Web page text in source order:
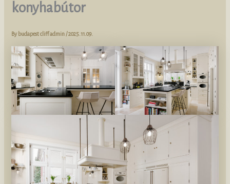
konyhabútor
By budapest cliff admin/2025.11.09.